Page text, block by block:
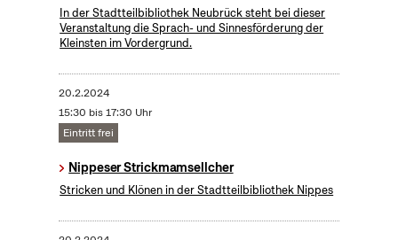
In der Stadtteilbibliothek Neubrück steht bei dieser
Veranstaltung die Sprach- und Sinnesförderung der
Kleinsten im Vordergrund.
20.2.2024
15:30 bis 17:30 Uhr
Eintritt frei
Nippeser Strickmamsellcher
Stricken und Klönen in der Stadtteilbibliothek Nippes